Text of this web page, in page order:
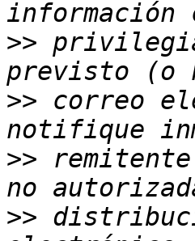
>>
>> correo
>>
>>